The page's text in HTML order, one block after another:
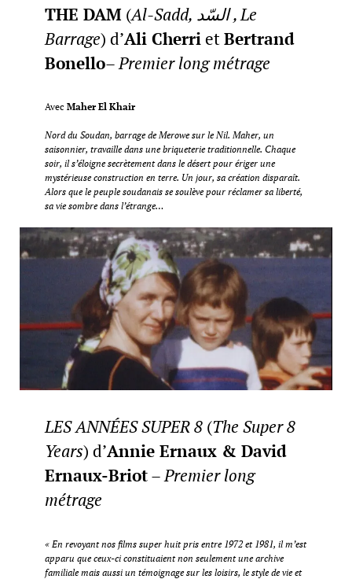
THE DAM(Al-Sadd, السّد , Le
Barrage) d’Ali CherrietBertrand
Bonello–Premier long métrage
Avec Maher El Khair
Nord du Soudan, barrage de Merowe sur le Nil. Maher, un
saisonnier, travaille dans une briqueterie traditionnelle. Chaque
soir, il s’éloigne secrètement dans le désert pour ériger une
mystérieuse construction en terre. Un jour, sa création disparaît.
Alors que le peuple soudanais se soulève pour réclamer sa liberté,
sa vie sombre dans l’étrange…
LES ANNÉES SUPER 8 (The Super 8
Years) d’Annie Ernaux & David
Ernaux-Briot–Premier long
métrage
« En revoyant nos films super huit pris entre 1972 et 1981, il m’est
apparu que ceux-ci constituaient non seulement une archive
familiale mais aussi un témoignage sur les loisirs, le style de vie et